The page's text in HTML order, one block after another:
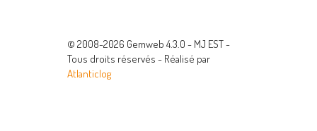
© 2008-2026 Gemweb 4.3.0 - MJ EST -
Tous droits réservés - Réalisé par
Atlanticlog